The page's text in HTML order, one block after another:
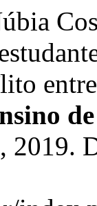
2019.